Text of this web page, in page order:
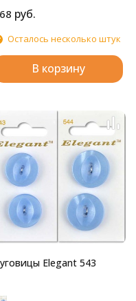
руб.
Осталось несколько штук
В корзину
Elegant 543